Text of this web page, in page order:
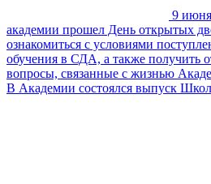
9
академии прошел День открытых
ознакомиться с условиями
обучения в СДА, а также получить
вопросы, связанные с жизнью
В Академии состоялся выпуск